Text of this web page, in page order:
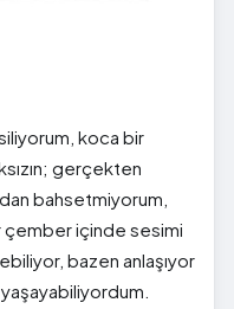
koca bir
gerçekten
bahsetmiyorum,
çember içinde sesimi
bazen anlaşıyor